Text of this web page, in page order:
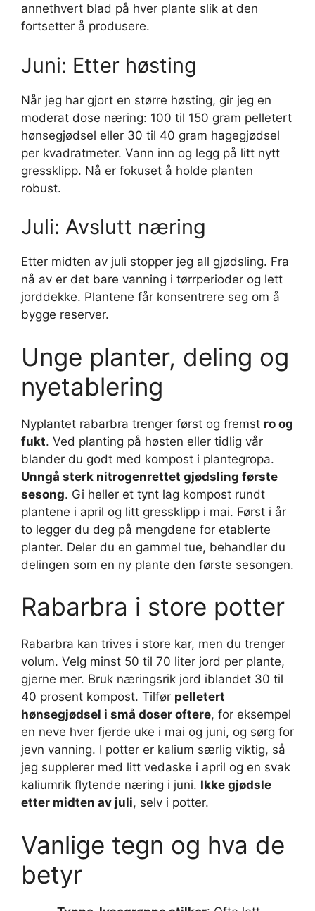
annethvert blad på hver plante slik at den
fortsetter å produsere.
Juni: Etter høsting
Når jeg har gjort en større høsting, gir jeg en
moderat dose næring: 100 til 150 gram pelletert
hønsegjødsel eller 30 til 40 gram hagegjødsel
per kvadratmeter. Vann inn og legg på litt nytt
gressklipp. Nå er fokuset å holde planten
robust.
Juli: Avslutt næring
Etter midten av juli stopper jeg all gjødsling. Fra
nå av er det bare vanning i tørrperioder og lett
jorddekke. Plantene får konsentrere seg om å
bygge reserver.
Unge planter, deling og
nyetablering
Nyplantet rabarbra trenger først og fremst ro og
fukt. Ved planting på høsten eller tidlig vår
blander du godt med kompost i plantegropa.
Unngå sterk nitrogenrettet gjødsling første
sesong. Gi heller et tynt lag kompost rundt
plantene i april og litt gressklipp i mai. Først i år
to legger du deg på mengdene for etablerte
planter. Deler du en gammel tue, behandler du
delingen som en ny plante den første sesongen.
Rabarbra i store potter
Rabarbra kan trives i store kar, men du trenger
volum. Velg minst 50 til 70 liter jord per plante,
gjerne mer. Bruk næringsrik jord iblandet 30 til
40 prosent kompost. Tilfør pelletert
hønsegjødsel i små doser oftere, for eksempel
en neve hver fjerde uke i mai og juni, og sørg for
jevn vanning. I potter er kalium særlig viktig, så
jeg supplerer med litt vedaske i april og en svak
kaliumrik flytende næring i juni. Ikke gjødsle
etter midten av juli, selv i potter.
Vanlige tegn og hva de
betyr